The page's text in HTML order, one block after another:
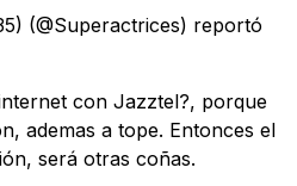
(@Superactrices) reportó
con Jazztel?, porque
ademas a tope. Entonces el
será otras coñas.